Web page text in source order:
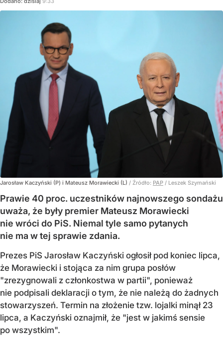
Jarosław Kaczyński (P) i Mateusz Morawiecki (L) / Źródło: PAP / Leszek Szymański
Prawie 40 proc. uczestników najnowszego sondażu
uważa, że były premier Mateusz Morawiecki
nie wróci do PiS. Niemal tyle samo pytanych
nie ma w tej sprawie zdania.
Prezes PiS Jarosław Kaczyński ogłosił pod koniec lipca,
że Morawiecki i stojąca za nim grupa posłów
"zrezygnowali z członkostwa w partii", ponieważ
nie podpisali deklaracji o tym, że nie należą do żadnych
stowarzyszeń. Termin na złożenie tzw. lojalki minął 23
lipca, a Kaczyński oznajmił, że "jest w jakimś sensie
po wszystkim".